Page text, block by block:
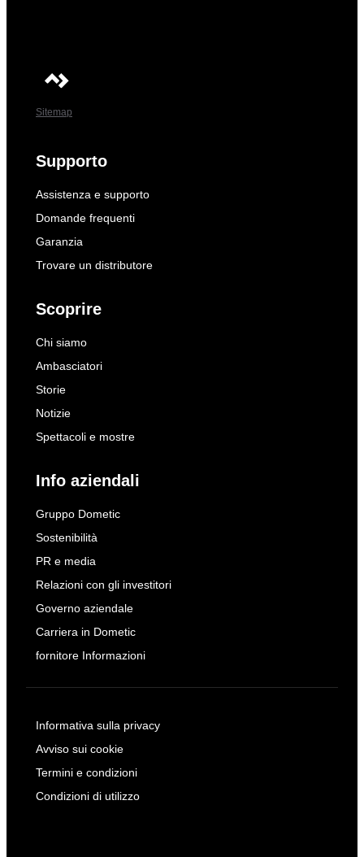
Sitemap
Supporto
Assistenza e supporto
Domande frequenti
Garanzia
Trovare un distributore
Scoprire
Chi siamo
Ambasciatori
Storie
Notizie
Spettacoli e mostre
Info aziendali
Gruppo Dometic
Sostenibilità
PR e media
Relazioni con gli investitori
Governo aziendale
Carriera in Dometic
fornitore Informazioni
Informativa sulla privacy
Avviso sui cookie
Termini e condizioni
Condizioni di utilizzo